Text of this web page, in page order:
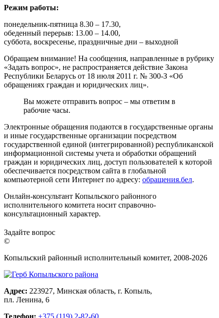
Режим работы:
понедельник-пятница 8.30 – 17.30,
обеденный перерыв: 13.00 – 14.00,
суббота, воскресенье, праздничные дни – выходной
Обращаем внимание! На сообщения, направленные в рубрику
«Задать вопрос», не распространяется действие Закона
Республики Беларусь от 18 июля 2011 г. № 300-З «Об
обращениях граждан и юридических лиц».
Вы можете отправить вопрос – мы ответим в
рабочие часы.
Электронные обращения подаются в государственные органы
и иные государственные организации посредством
государственной единой (интегрированной) республиканской
информационной системы учета и обработки обращений
граждан и юридических лиц, доступ пользователей к которой
обеспечивается посредством сайта в глобальной
компьютерной сети Интернет по адресу: обращения.бел.
Онлайн-консультант Копыльского районного
исполнительного комитета носит справочно-
консультационный характер.
Задайте вопрос
©
Копыльский районный исполнительный комитет, 2008-2026
Адрес: 223927, Минская область, г. Копыль,
пл. Ленина, 6
Телефон: +375 (119) 2-82-60